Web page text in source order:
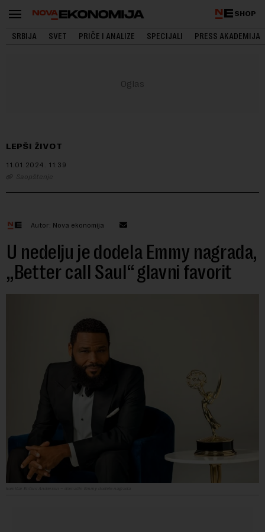
SHOP
SRBIJA SVET PRIČE I ANALIZE SPECIJALI PRESS AKADEMIJA
LEPŠI ŽIVOT
11.01.2024. 11:39
Saopštenje
Autor: Nova ekonomija
U nedelju je dodela Emmy nagrada,
„Better call Saul“ glavni favorit